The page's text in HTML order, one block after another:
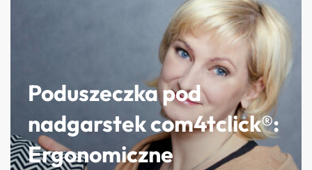
Poduszeczka pod
nadgarstek com4tclick®:
Ergonomiczne